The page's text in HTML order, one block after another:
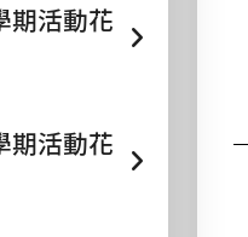
期活動花
期活動花